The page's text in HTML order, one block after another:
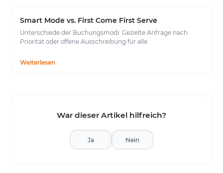
Smart Mode vs. First Come First Serve
Unterschiede der Buchungsmodi: Gezielte Anfrage nach
Priorität oder offene Ausschreibung für alle.
Weiterlesen
War dieser Artikel hilfreich?
Ja Nein